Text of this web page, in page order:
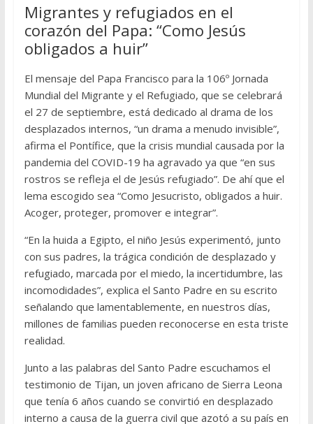
Migrantes y refugiados en el
corazón del Papa: “Como Jesús
obligados a huir”
El mensaje del Papa Francisco para la 106º Jornada
Mundial del Migrante y el Refugiado, que se celebrará
el 27 de septiembre, está dedicado al drama de los
desplazados internos, “un drama a menudo invisible”,
afirma el Pontífice, que la crisis mundial causada por la
pandemia del COVID-19 ha agravado ya que “en sus
rostros se refleja el de Jesús refugiado”. De ahí que el
lema escogido sea “Como Jesucristo, obligados a huir.
Acoger, proteger, promover e integrar”.
“En la huida a Egipto, el niño Jesús experimentó, junto
con sus padres, la trágica condición de desplazado y
refugiado, marcada por el miedo, la incertidumbre, las
incomodidades”, explica el Santo Padre en su escrito
señalando que lamentablemente, en nuestros días,
millones de familias pueden reconocerse en esta triste
realidad.
Junto a las palabras del Santo Padre escuchamos el
testimonio de Tijan, un joven africano de Sierra Leona
que tenía 6 años cuando se convirtió en desplazado
interno a causa de la guerra civil que azotó a su país en